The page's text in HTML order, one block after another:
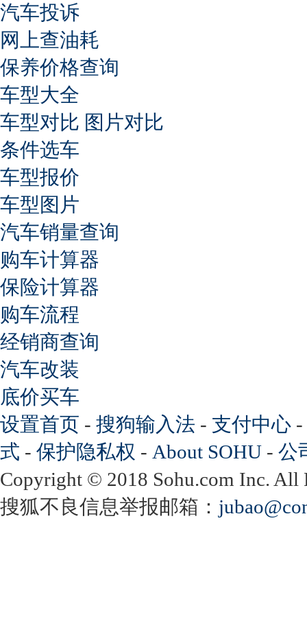
汽车投诉
网上查油耗
保养价格查询
车型大全
车型对比 图片对比
条件选车
车型报价
车型图片
汽车销量查询
购车计算器
保险计算器
购车流程
经销商查询
汽车改装
底价买车
设置首页 - 搜狗输入法 - 支付中心 -
式 - 保护隐私权 - About SOHU - 公
Copyright © 2018 Sohu.com Inc.
搜狐不良信息举报邮箱：